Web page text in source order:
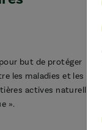
but de protéger
les maladies et les
actives naturelles,
».